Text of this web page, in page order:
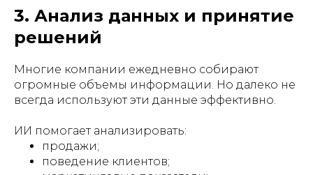
3. Анализ данных и принятие
решений
Многие компании ежедневно собирают
огромные объемы информации. Но далеко не
всегда используют эти данные эффективно.
ИИ помогает анализировать:
продажи;
поведение клиентов;